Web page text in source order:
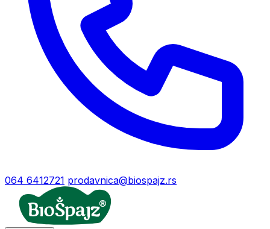
064 6412721 prodavnica@biospajz.rs